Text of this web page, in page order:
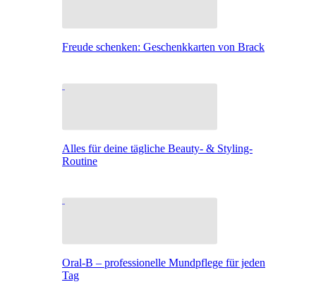
Freude schenken: Geschenkkarten von Brack
Alles für deine tägliche Beauty- & Styling-
Routine
Oral-B – professionelle Mundpflege für jeden
Tag